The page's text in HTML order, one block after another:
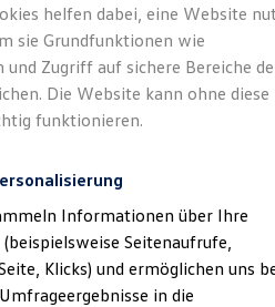
Leasing
Leasing
Anzahlung
Schlussrate
Garantien
für Alltag
Der T-
helfen dabei, eine Website
sie Grundfunktionen wie
und Zugriff auf sichere Bereiche
Die Website kann ohne diese
funktionieren.
Informationen über Ihre
Seitenaufrufe,
Klicks) und ermöglichen uns
in die